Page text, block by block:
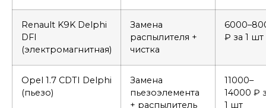
Renault K9K Delphi
DFI
(электромагнитная)
Замена
распылителя +
чистка
₽ за 1 шт
Opel 1.7 CDTI Delphi
(пьезо)
Замена
пьезоэлемента
+ распылитель
11000–
14000 ₽
1 шт